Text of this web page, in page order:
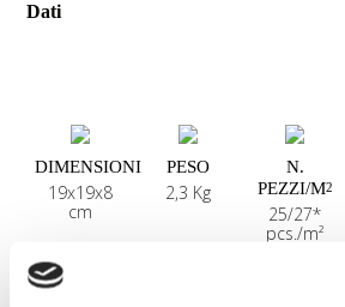
Dati
DIMENSIONI
19x19x8
cm
PESO
2,3 Kg
N.
PEZZI/M2
25/27*
pcs./m²